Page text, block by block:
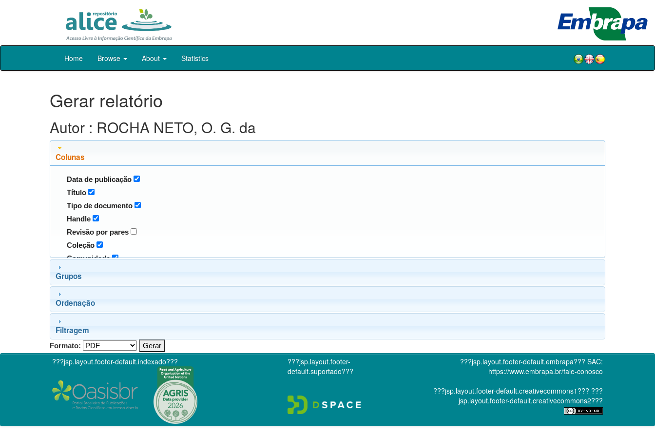
Skip
Home Browse About Statistics
Gerar relatório
Autor : ROCHA NETO, O. G. da
Colunas
Data de publicação
Título
Tipo de documento
Handle
Revisão por pares
Coleção
Comunidade
Grupos
Ordenação
Filtragem
Formato:
???jsp.layout.footer-default.indexado???
???jsp.layout.footer-
default.suportado???
???jsp.layout.footer-default.embrapa??? SAC:
https://www.embrapa.br/fale-conosco
???jsp.layout.footer-default.creativecommons1??? ???
jsp.layout.footer-default.creativecommons2???